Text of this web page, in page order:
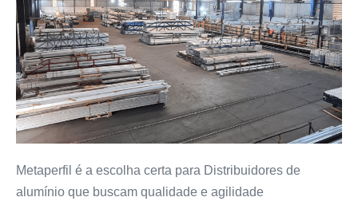
Metaperfil é a escolha certa para Distribuidores de
alumínio que buscam qualidade e agilidade